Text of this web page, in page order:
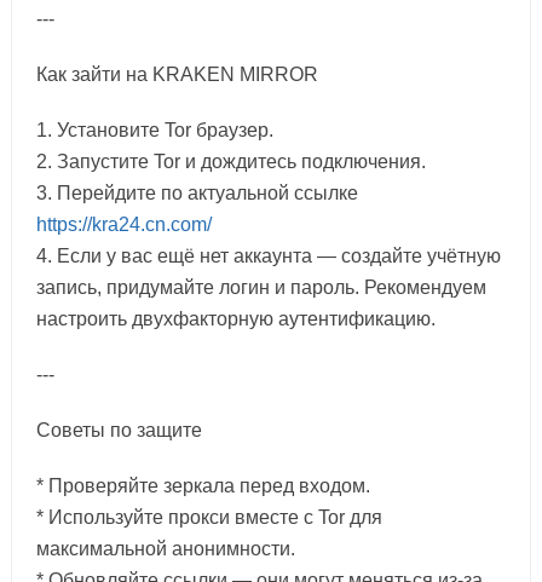
---
Как зайти на KRAKEN MIRROR
1. Установите Tor браузер.
2. Запустите Tor и дождитесь подключения.
3. Перейдите по актуальной ссылке
https://kra24.cn.com/
4. Если у вас ещё нет аккаунта — создайте учётную
запись, придумайте логин и пароль. Рекомендуем
настроить двухфакторную аутентификацию.
---
Советы по защите
* Проверяйте зеркала перед входом.
* Используйте прокси вместе с Tor для
максимальной анонимности.